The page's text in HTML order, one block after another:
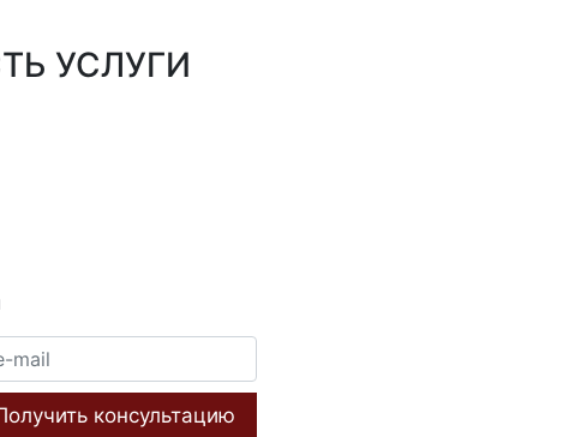
УСЛУГИ
консультацию